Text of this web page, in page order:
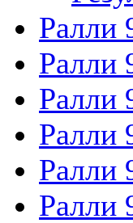
Ралли
Ралли
Ралли
Ралли
Ралли
Ралли